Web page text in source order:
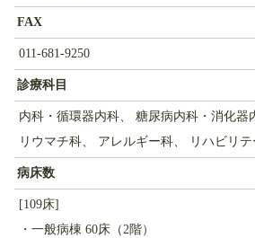
FAX
011-681-9250
診療科目
内科・循環器内科、 糖尿病内科・消化器
リウマチ科、 アレルギー科、 リハビリ
病床数
[109床]
・一般病棟 60床（2階）